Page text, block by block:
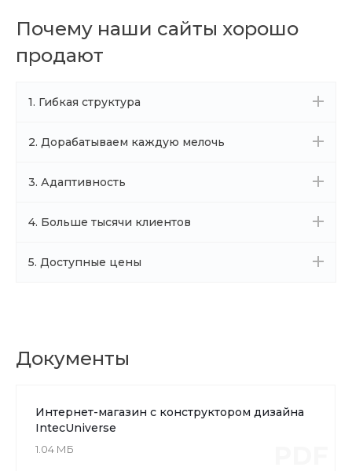
Почему наши сайты хорошо
продают
1. Гибкая структура
2. Дорабатываем каждую мелочь
3. Адаптивность
4. Больше тысячи клиентов
5. Доступные цены
Документы
Интернет-магазин с конструктором дизайна
IntecUniverse
1.04 МБ